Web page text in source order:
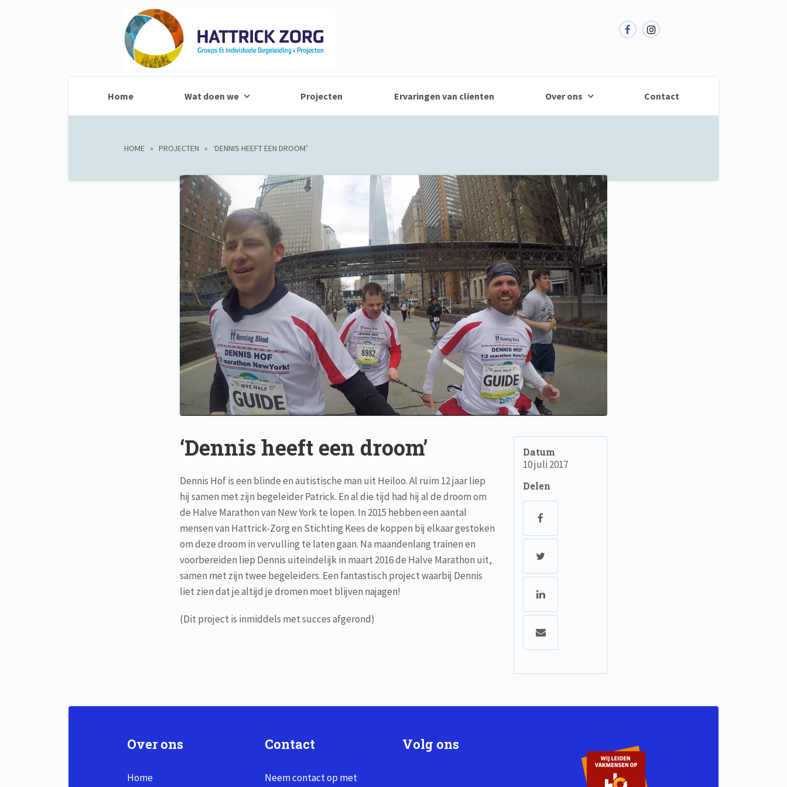
Home Wat doen we Projecten Ervaringen van clienten Over ons Contact
HOME » PROJECTEN » ‘DENNIS HEEFT EEN DROOM’
‘Dennis heeft een droom’
Dennis Hof is een blinde en autistische man uit Heiloo. Al ruim 12 jaar liep
hij samen met zijn begeleider Patrick. En al die tijd had hij al de droom om
de Halve Marathon van New York te lopen. In 2015 hebben een aantal
mensen van Hattrick-Zorg en Stichting Kees de koppen bij elkaar gestoken
om deze droom in vervulling te laten gaan. Na maandenlang trainen en
voorbereiden liep Dennis uiteindelijk in maart 2016 de Halve Marathon uit,
samen met zijn twee begeleiders. Een fantastisch project waarbij Dennis
liet zien dat je altijd je dromen moet blijven najagen!
(Dit project is inmiddels met succes afgerond)
Datum
10 juli 2017
Delen
Over ons
Home
Contact
Neem contact op met
Volg ons